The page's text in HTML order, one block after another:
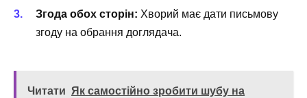
Згода обох сторін: Хворий має дати письмову
згоду на обрання доглядача.
Читати Як самостійно зробити шубу на